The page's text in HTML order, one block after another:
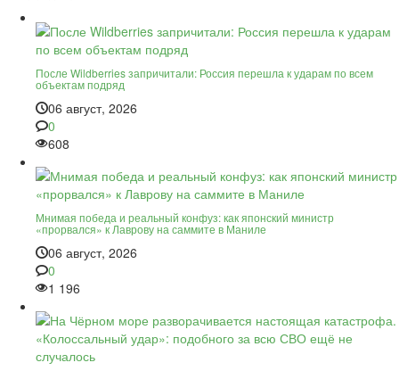
После Wildberries запричитали: Россия перешла к ударам по всем
объектам подряд
06 август, 2026
0
608
Мнимая победа и реальный конфуз: как японский министр
«прорвался» к Лаврову на саммите в Маниле
06 август, 2026
0
1 196